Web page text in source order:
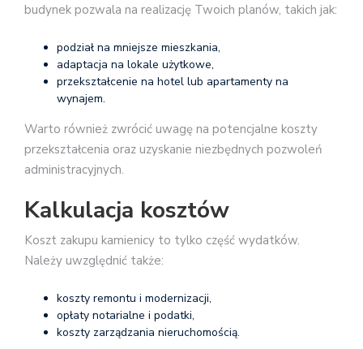
budynek pozwala na realizację Twoich planów, takich jak:
podział na mniejsze mieszkania,
adaptacja na lokale użytkowe,
przekształcenie na hotel lub apartamenty na
wynajem.
Warto również zwrócić uwagę na potencjalne koszty
przekształcenia oraz uzyskanie niezbędnych pozwoleń
administracyjnych.
Kalkulacja kosztów
Koszt zakupu kamienicy to tylko część wydatków.
Należy uwzględnić także:
koszty remontu i modernizacji,
opłaty notarialne i podatki,
koszty zarządzania nieruchomością.